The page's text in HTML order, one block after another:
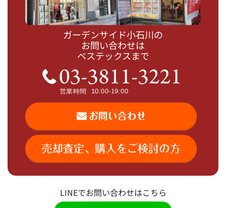
ガーデンサイド小石川の
お問い合わせは
ベステックスまで
LINEでお問い合わせはこちら